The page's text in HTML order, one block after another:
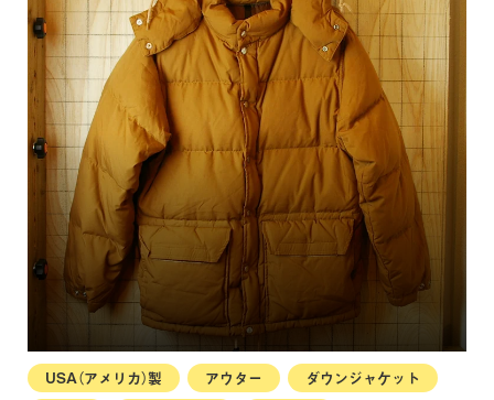
USA（アメリカ）製 アウター
ダウンジャケット